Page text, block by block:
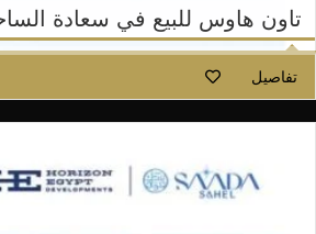
تاون هاوس للبيع في سعادة
تفاصيل